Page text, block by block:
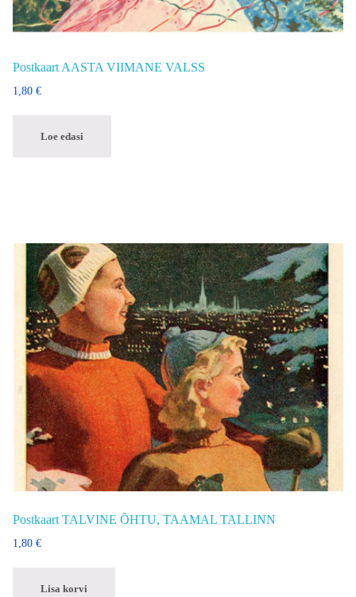
Postkaart AASTA VIIMANE VALSS
1,80 €
Loe edasi
Postkaart TALVINE ÕHTU, TAAMAL TALLINN
1,80 €
Lisa korvi